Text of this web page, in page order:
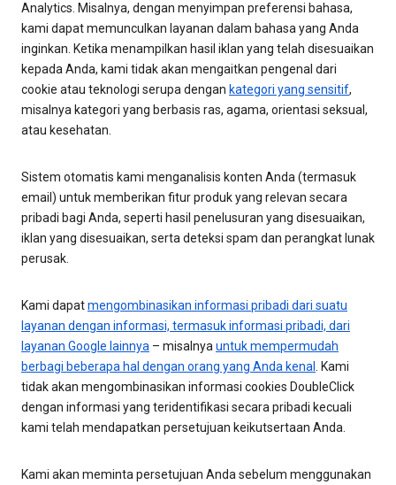
Analytics. Misalnya, dengan menyimpan preferensi bahasa,
kami dapat memunculkan layanan dalam bahasa yang Anda
inginkan. Ketika menampilkan hasil iklan yang telah disesuaikan
kepada Anda, kami tidak akan mengaitkan pengenal dari
cookie atau teknologi serupa dengan kategori yang sensitif,
misalnya kategori yang berbasis ras, agama, orientasi seksual,
atau kesehatan.
Sistem otomatis kami menganalisis konten Anda (termasuk
email) untuk memberikan fitur produk yang relevan secara
pribadi bagi Anda, seperti hasil penelusuran yang disesuaikan,
iklan yang disesuaikan, serta deteksi spam dan perangkat lunak
perusak.
Kami dapatmengombinasikan informasi pribadi dari suatu
layanan dengan informasi, termasuk informasi pribadi, dari
layanan Google lainnya – misalnyauntuk mempermudah
berbagi beberapa hal dengan orang yang Anda kenal. Kami
tidak akan mengombinasikan informasi cookies DoubleClick
dengan informasi yang teridentifikasi secara pribadi kecuali
kami telah mendapatkan persetujuan keikutsertaan Anda.
Kami akan meminta persetujuan Anda sebelum menggunakan